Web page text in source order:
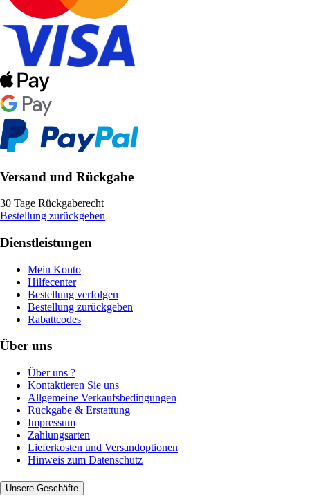
Versand und Rückgabe
30 Tage Rückgaberecht
Bestellung zurückgeben
Dienstleistungen
Mein Konto
Hilfecenter
Bestellung verfolgen
Bestellung zurückgeben
Rabattcodes
Über uns
Über uns ?
Kontaktieren Sie uns
Allgemeine Verkaufsbedingungen
Rückgabe & Erstattung
Impressum
Zahlungsarten
Lieferkosten und Versandoptionen
Hinweis zum Datenschutz
Unsere Geschäfte